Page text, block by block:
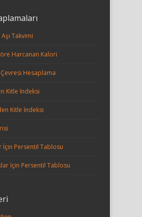
Takvimi
Harcanan Kalori
Hesaplama
Kitle İndeksi
Kitle İndeksi
İçin Persentil Tablosu
İçin Persentil Tablosu